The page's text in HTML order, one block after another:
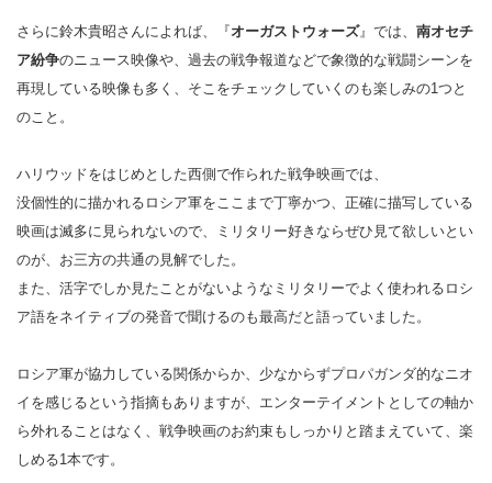
さらに鈴木貴昭さんによれば、『オーガストウォーズ』では、 南オセチ
ア紛争のニュース映像や、過去の戦争報道などで象徴的な戦闘シーンを
再現している映像も多く、そこをチェックしていくのも楽しみの1つと
のこと。
ハリウッドをはじめとした西側で作られた戦争映画では、
没個性的に描かれるロシア軍をここまで丁寧かつ、正確に描写している
映画は滅多に見られないので、ミリタリー好きならぜひ見て欲しいとい
のが、お三方の共通の見解でした。
また、活字でしか見たことがないようなミリタリーでよく使われるロシ
ア語をネイティブの発音で聞けるのも最高だと語っていました。
ロシア軍が協力している関係からか、少なからずプロパガンダ的なニオ
イを感じるという指摘もありますが、エンターテイメントとしての軸か
ら外れることはなく、戦争映画のお約束もしっかりと踏まえていて、楽
しめる1本です。